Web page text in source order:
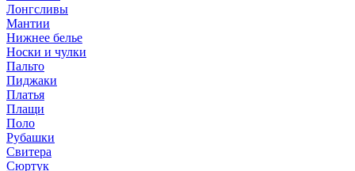
Лонгсливы
Мантии
Нижнее белье
Носки и чулки
Пальто
Пиджаки
Платья
Плащи
Поло
Рубашки
Свитера
Сюртук